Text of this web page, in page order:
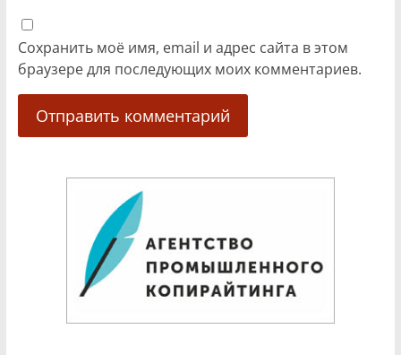
Сохранить моё имя, email и адрес сайта в этом
браузере для последующих моих комментариев.